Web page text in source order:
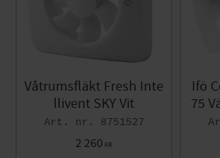
Våtrumsfläkt Fresh Inte
llivent SKY Vit
8751527
2 260 KR
Ifö
75